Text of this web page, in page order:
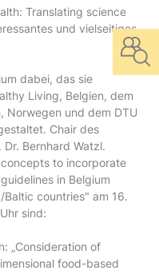
Translating science
und vielseitiges
dabei, das sie
Living, Belgien, dem
Norwegen und dem DTU
Chair des
Bernhard Watzl.
to incorporate
in Belgium
countries" am 16.
sind:
„Consideration of
food-based